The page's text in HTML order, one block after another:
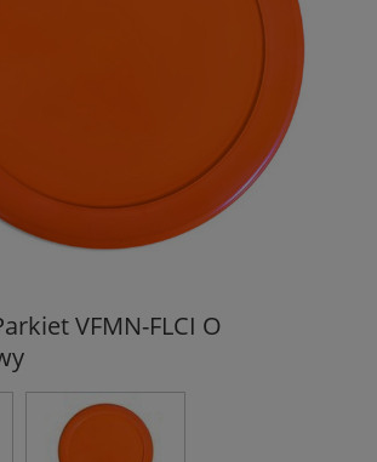
VFMN-FLCI O